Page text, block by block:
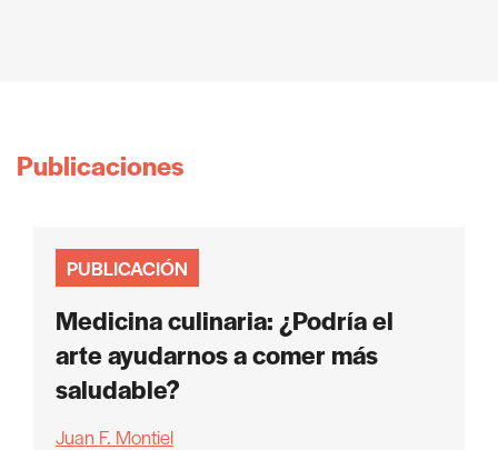
Publicaciones
PUBLICACIÓN
Medicina culinaria: ¿Podría el
arte ayudarnos a comer más
saludable?
Juan F. Montiel